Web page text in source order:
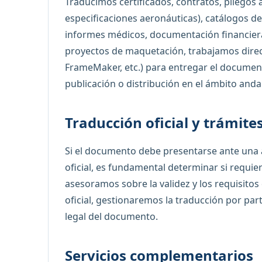
especificaciones aeronáuticas), catálogos
informes médicos, documentación
proyectos de maquetación, trabajamos
FrameMaker, etc.) para entregar el
publicación o distribución en el ámbito
Traducción oficial y
Si el documento debe presentarse ante
oficial, es fundamental determinar si
asesoramos sobre la validez y los
oficial, gestionaremos la traducción por
legal del documento.
Servicios complementarios